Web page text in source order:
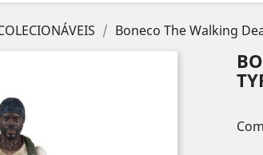
Boneco The Walking